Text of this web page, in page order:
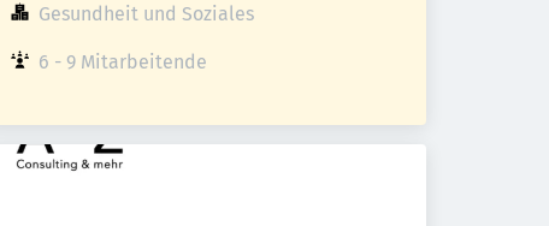
Gesundheit und Soziales
6 - 9 Mitarbeitende